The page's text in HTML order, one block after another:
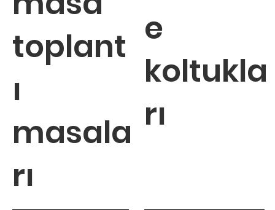
toplant
ı
masala
rı
e
koltukla
rı